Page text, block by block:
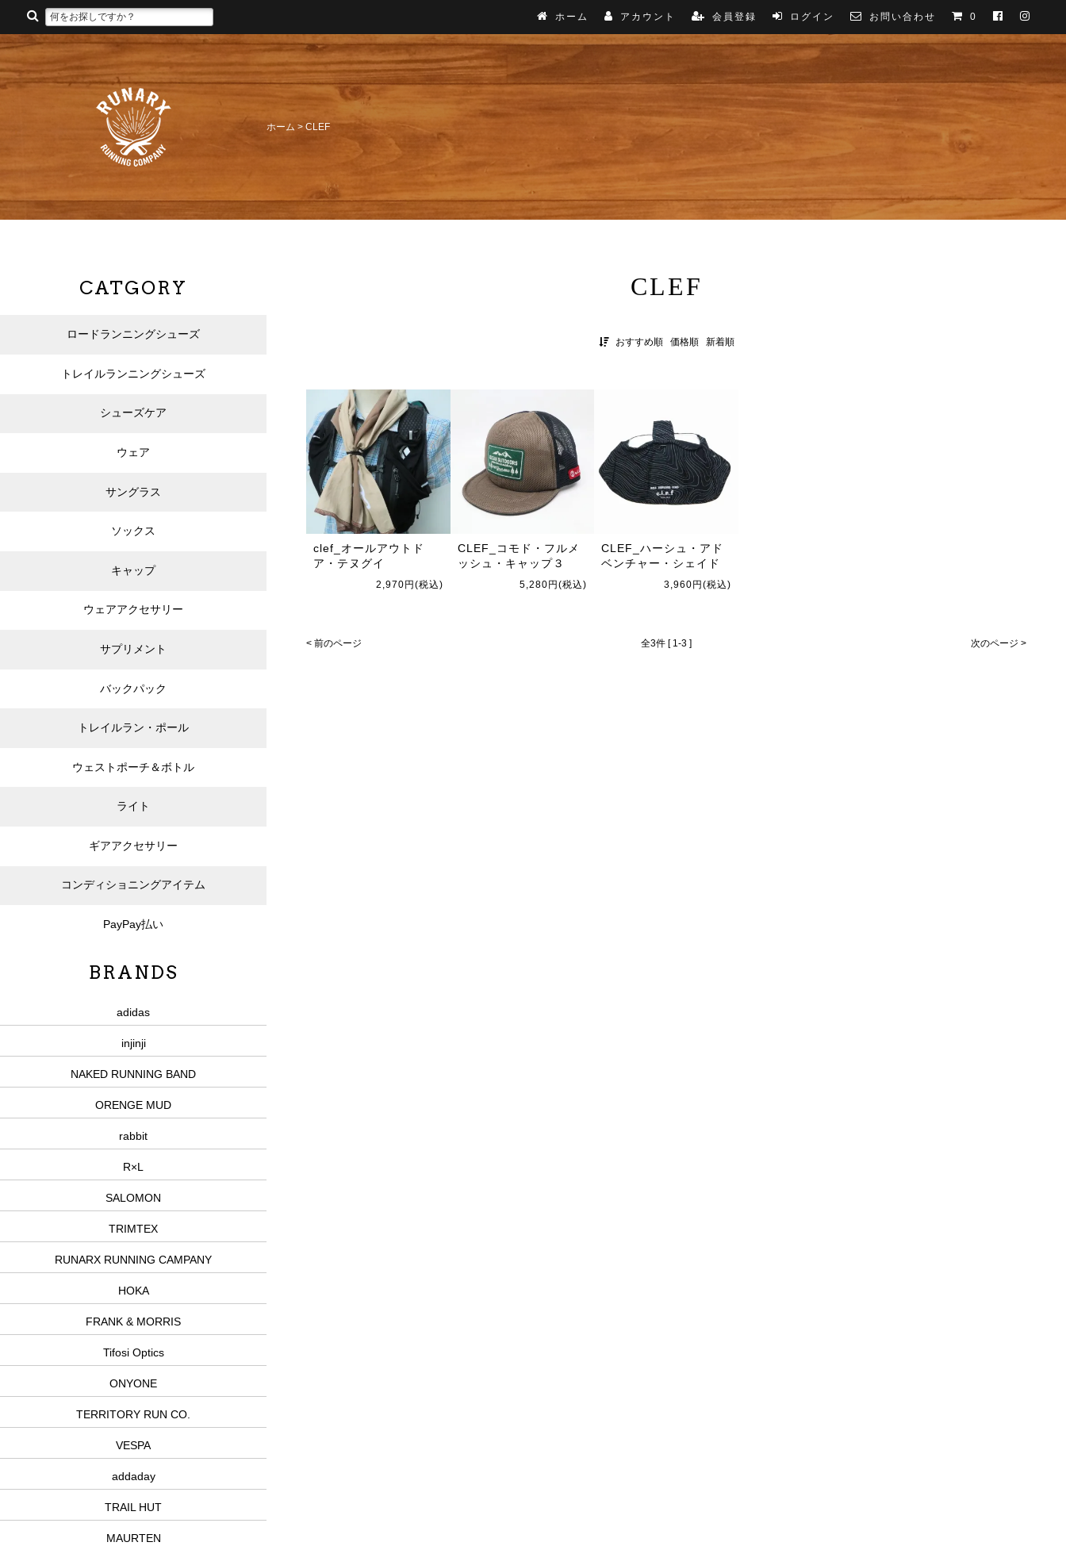
ホーム アカウント 会員登録 ログイン お問い合わせ 0
ホーム > CLEF
CATGORY
ロードランニングシューズ
トレイルランニングシューズ
シューズケア
ウェア
サングラス
ソックス
キャップ
ウェアアクセサリー
サプリメント
バックパック
トレイルラン・ポール
ウェストポーチ＆ボトル
ライト
ギアアクセサリー
コンディショニングアイテム
PayPay払い
BRANDS
adidas
injinji
NAKED RUNNING BAND
ORENGE MUD
rabbit
R×L
SALOMON
TRIMTEX
RUNARX RUNNING CAMPANY
HOKA
FRANK & MORRIS
Tifosi Optics
ONYONE
TERRITORY RUN CO.
VESPA
addaday
TRAIL HUT
MAURTEN
CLEF
おすすめ順 価格順 新着順
clef_オールアウトド
ア・テヌグイ
2,970円(税込)
CLEF_コモド・フルメ
ッシュ・キャップ３
5,280円(税込)
CLEF_ハーシュ・アド
ベンチャー・シェイド
3,960円(税込)
< 前のページ 全3件 [ 1-3 ] 次のページ >